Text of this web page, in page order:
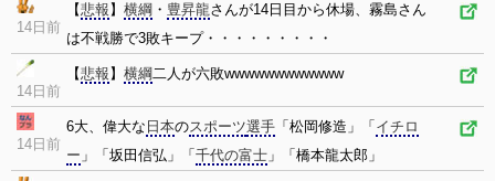
14日前
【悲報 】 横綱 ・ 豊昇龍さんが14日目から休場、霧島さん
は不戦勝で3敗キープ・・・・・・・・・
14日前
【悲報 】 横綱二人が六敗wwwwwwwwwwww
14日前
6大、偉大な 日本のスポーツ選手 「松岡修造」「 イチロ
ー 」「坂田信弘」「 千代の富士 」「橋本龍太郎」